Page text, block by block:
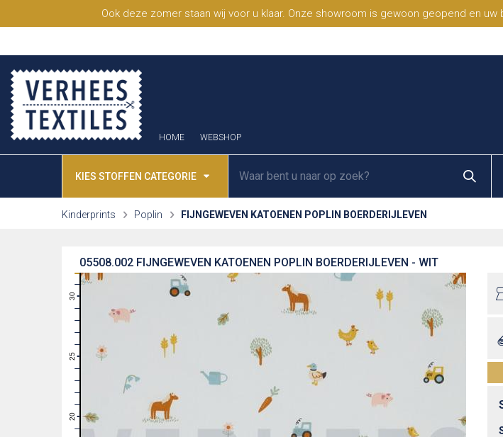
Ook deze zomer staan wij voor u klaar. Onze showroom is gewoon geopend en
HOME WEBSHOP
KIES STOFFEN CATEGORIE
Kinderprints Poplin FIJNGEWEVEN KATOENEN POPLIN BOERDERIJLEVEN
FIJNGEWEVEN KATOENEN POPLIN BOERDERIJLEVEN - WIT
05508.002
19
20
21
22
23
24
25
26
27
28
29
30
31